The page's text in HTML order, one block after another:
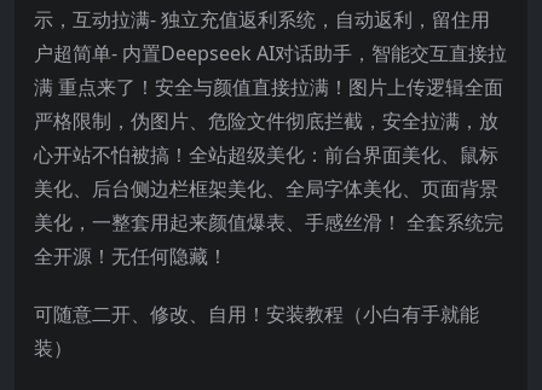
示，互动拉满- 独立充值返利系统，自动返利，留住用
户超简单- 内置Deepseek AI对话助手，智能交互直接拉
满 重点来了！安全与颜值直接拉满！图片上传逻辑全面
严格限制，伪图片、危险文件彻底拦截，安全拉满，放
心开站不怕被搞！全站超级美化：前台界面美化、鼠标
美化、后台侧边栏框架美化、全局字体美化、页面背景
美化，一整套用起来颜值爆表、手感丝滑！ 全套系统完
全开源！无任何隐藏！
可随意二开、修改、自用！安装教程（小白有手就能
装）